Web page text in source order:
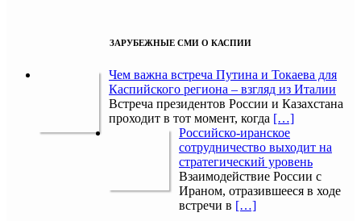
ЗАРУБЕЖНЫЕ СМИ О КАСПИИ
Чем важна встреча Путина и Токаева для
Каспийского региона – взгляд из Италии
Встреча президентов России и Казахстана
проходит в тот момент, когда […]
Российско-иранское
сотрудничество выходит на
стратегический уровень
Взаимодействие России с
Ираном, отразившееся в ходе
встречи в […]